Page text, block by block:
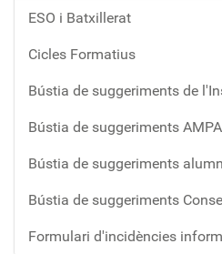
ESO i Batxillerat
Cicles Formatius
Bústia de suggeriments de
Bústia de suggeriments AMPA
Bústia de suggeriments
Bústia de suggeriments
Formulari d'incidències